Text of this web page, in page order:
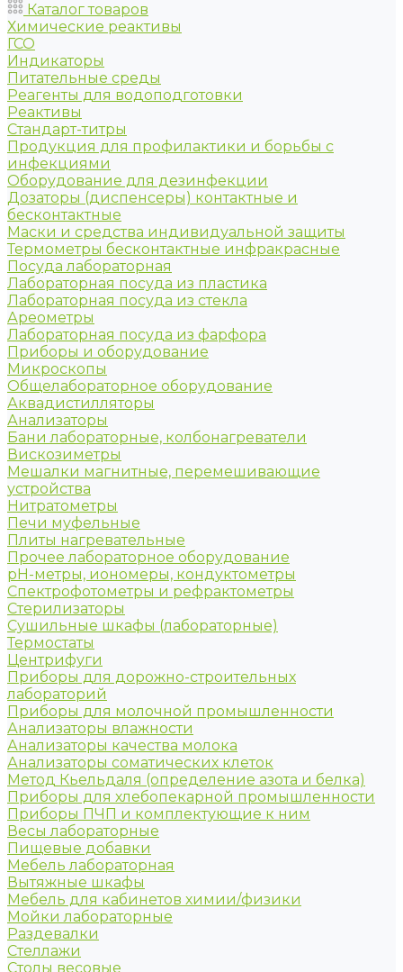
Каталог товаров
Химические реактивы
ГСО
Индикаторы
Питательные среды
Реагенты для водоподготовки
Реактивы
Стандарт-титры
Продукция для профилактики и борьбы с
инфекциями
Оборудование для дезинфекции
Дозаторы (диспенсеры) контактные и
бесконтактные
Маски и средства индивидуальной защиты
Термометры бесконтактные инфракрасные
Посуда лабораторная
Лабораторная посуда из пластика
Лабораторная посуда из стекла
Ареометры
Лабораторная посуда из фарфора
Приборы и оборудование
Микроскопы
Общелабораторное оборудование
Аквадистилляторы
Анализаторы
Бани лабораторные, колбонагреватели
Вискозиметры
Мешалки магнитные, перемешивающие
устройства
Нитратометры
Печи муфельные
Плиты нагревательные
Прочее лабораторное оборудование
рН-метры, иономеры, кондуктометры
Спектрофотометры и рефрактометры
Стерилизаторы
Сушильные шкафы (лабораторные)
Термостаты
Центрифуги
Приборы для дорожно-строительных
лабораторий
Приборы для молочной промышленности
Анализаторы влажности
Анализаторы качества молока
Анализаторы соматических клеток
Метод Кьельдаля (определение азота и белка)
Приборы для хлебопекарной промышленности
Приборы ПЧП и комплектующие к ним
Весы лабораторные
Пищевые добавки
Мебель лабораторная
Вытяжные шкафы
Мебель для кабинетов химии/физики
Мойки лабораторные
Раздевалки
Стеллажи
Столы весовые